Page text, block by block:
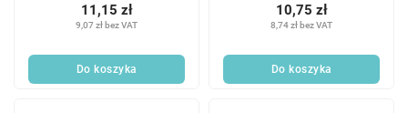
9,07 zł bez VAT
11,15 zł
Do koszyka
8,74 zł bez VAT
10,75 zł
Do koszyka